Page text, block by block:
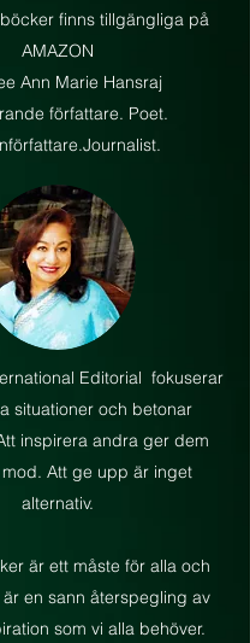
finns tillgängliga på
AMAZON
Ann Marie Hansraj
författare. Poet.
Editorial fokuserar
situationer och betonar
inspirera andra ger dem
Att ge upp är inget
alternativ.
är ett måste för alla och
en sann återspegling av
som vi alla behöver.